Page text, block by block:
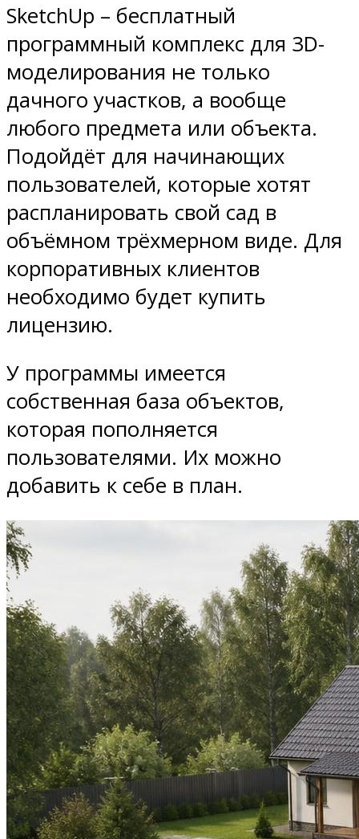
SketchUp – бесплатный
программный комплекс для 3D-
моделирования не только
дачного участков, а вообще
любого предмета или объекта.
Подойдёт для начинающих
пользователей, которые хотят
распланировать свой сад в
объёмном трёхмерном виде. Для
корпоративных клиентов
необходимо будет купить
лицензию.
У программы имеется
собственная база объектов,
которая пополняется
пользователями. Их можно
добавить к себе в план.